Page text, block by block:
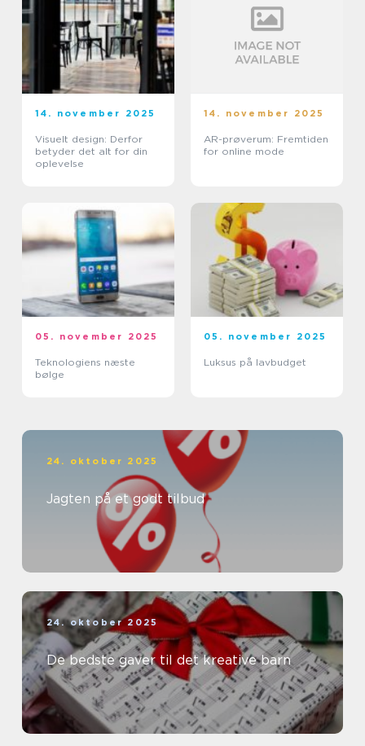
14. november 2025
Visuelt design: Derfor
betyder det alt for din
oplevelse
14. november 2025
AR-prøverum: Fremtiden
for online mode
05. november 2025
Teknologiens næste
bølge
05. november 2025
Luksus på lavbudget
24. oktober 2025
Jagten på et godt tilbud
24. oktober 2025
De bedste gaver til det kreative barn